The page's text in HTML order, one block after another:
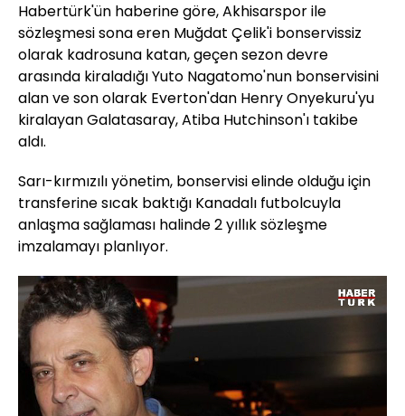
Habertürk'ün haberine göre, Akhisarspor ile
sözleşmesi sona eren Muğdat Çelik'i bonservissiz
olarak kadrosuna katan, geçen sezon devre
arasında kiraladığı Yuto Nagatomo'nun bonservisini
alan ve son olarak Everton'dan Henry Onyekuru'yu
kiralayan Galatasaray, Atiba Hutchinson'ı takibe
aldı.
Sarı-kırmızılı yönetim, bonservisi elinde olduğu için
transferine sıcak baktığı Kanadalı futbolcuyla
anlaşma sağlaması halinde 2 yıllık sözleşme
imzalamayı planlıyor.